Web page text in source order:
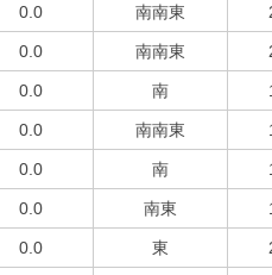
0.0 南南東
0.0 南南東
0.0 南
0.0 南南東
0.0 南
0.0 南東
0.0 東